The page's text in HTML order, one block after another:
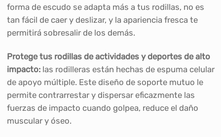
forma de escudo se adapta más a tus rodillas, no es
tan fácil de caer y deslizar, y la apariencia fresca te
permitirá sobresalir de los demás.
Protege tus rodillas de actividades y deportes de alto
impacto:las rodilleras están hechas de espuma celular
de apoyo múltiple. Este diseño de soporte mutuo le
permite contrarrestar y dispersar eficazmente las
fuerzas de impacto cuando golpea, reduce el daño
muscular y óseo.